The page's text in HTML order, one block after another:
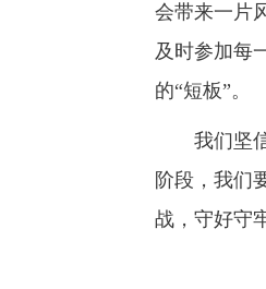
会带来一片
及时参加每
的“短板”。
我们坚信
阶段，我们
战，守好守